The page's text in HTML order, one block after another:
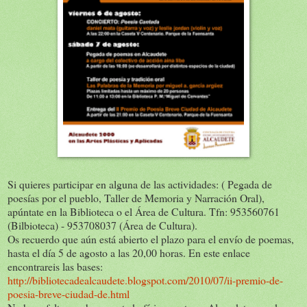
Si quieres participar en alguna de las actividades: ( Pegada de
poesías por el pueblo, Taller de Memoria y Narración Oral),
apúntate en la Biblioteca o el Área de Cultura. Tfn: 953560761
(Bilbioteca) - 953708037 (Área de Cultura).
Os recuerdo que aún está abierto el plazo para el envío de poemas,
hasta el día 5 de agosto a las 20,00 horas. En este enlace
encontrareis las bases:
http://bibliotecadealcaudete.blogspot.com/2010/07/ii-premio-de-
poesia-breve-ciudad-de.html